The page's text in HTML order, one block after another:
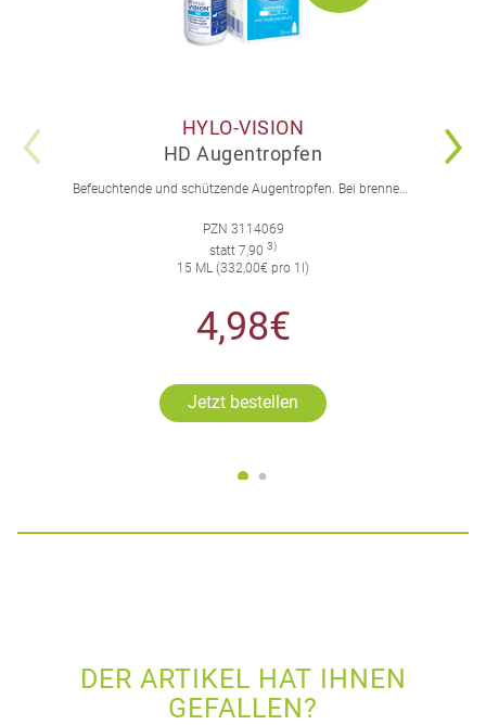
HYLO-VISION
HD Augentropfen
PZN 3114069
statt 7,90 3)
15 ML (332,00€ pro 1l)
4,98€
Jetzt bestellen
DER ARTIKEL HAT IHNEN
GEFALLEN?